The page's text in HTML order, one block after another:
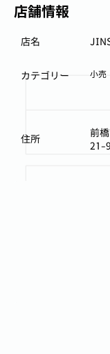
店舗情報
店名
小売
カテゴリー
前
21-9
住所